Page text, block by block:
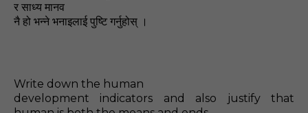
र साध्य मानव
नै हो भन्ने भनाइलाई पुष्टि गर्नुहोस्‌ ।
Write down the human
development indicators and also justify that